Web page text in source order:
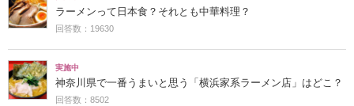
ラーメンって日本食？それとも中華料理？
回答数：19630
実施中
神奈川県で一番うまいと思う「横浜家系ラーメン店」はどこ？
回答数：8502